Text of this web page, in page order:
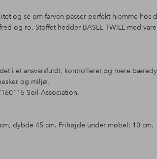
og se om farven passer perfekt hjemme hos
og ro. Stoffet hedder BASEL TWILL med
i et ansvarsfuldt, kontrolleret og mere
og miljø.
Soil Association.
dybde 45 cm. Frihøjde under møbel: 10 cm.